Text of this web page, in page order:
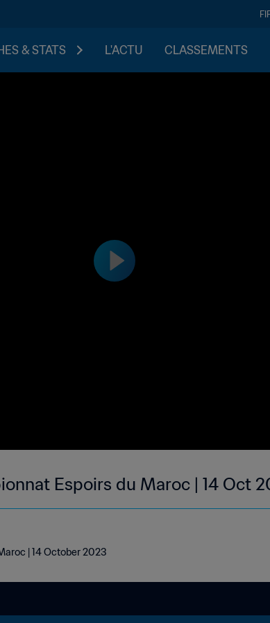
& STATS L'ACTU CLASSEMENTS
Espoirs du Maroc | 14 Oct
| 14 October 2023